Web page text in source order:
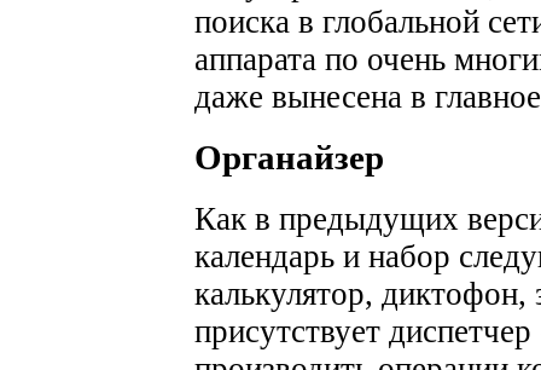
поиска в глобальной
аппарата по очень
даже вынесена в
Органайзер
Как в предыдущих
календарь и набор
калькулятор,
присутствует